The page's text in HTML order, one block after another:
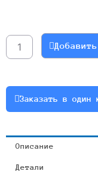
NMRV150-
10
Заказать в один
Описание
Детали